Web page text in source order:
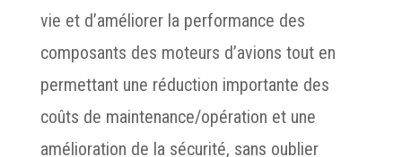
vie et d’améliorer la performance des
composants des moteurs d’avions tout en
permettant une réduction importante des
coûts de maintenance/opération et une
amélioration de la sécurité, sans oublier